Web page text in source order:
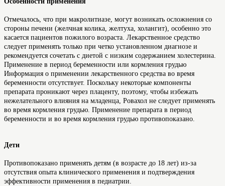
Отмечалось, что при макролитиазе, могут возникать осложнения со
стороны печени (желчная колика, желтуха, холангит), особенно это
касается пациентов пожилого возраста. Лекарственное средство
следует применять только при четко установленном диагнозе и
рекомендуется сочетать с диетой с низким содержанием холестерина.
Применение в период беременности или кормления грудью
Информация о применении лекарственного средства во время
беременности отсутствует. Поскольку некоторые компоненты
препарата проникают через плаценту, поэтому, чтобы избежать
нежелательного влияния на младенца, Ровахол не следует применять
во время кормления грудью. Применение препарата в период
беременности и во время кормления грудью противопоказано.
Дети
Противопоказано применять детям (в возрасте до 18 лет) из-за
отсутствия опыта клинического применения и подтверждения
эффективности применения в педиатрии.